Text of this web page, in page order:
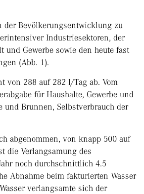
der Bevölkerungsentwicklung zu
Industriesektoren, der
und Gewerbe sowie den heute fast
(Abb. 1).
von 288 auf 282 l/Tag ab. Vom
für Haushalte, Gewerbe und
Brunnen, Selbstverbrauch der
abgenommen, von knapp 500 auf
die Verlangsamung des
noch durchschnittlich 4.5
Abnahme beim fakturierten Wasser
verlangsamte sich der